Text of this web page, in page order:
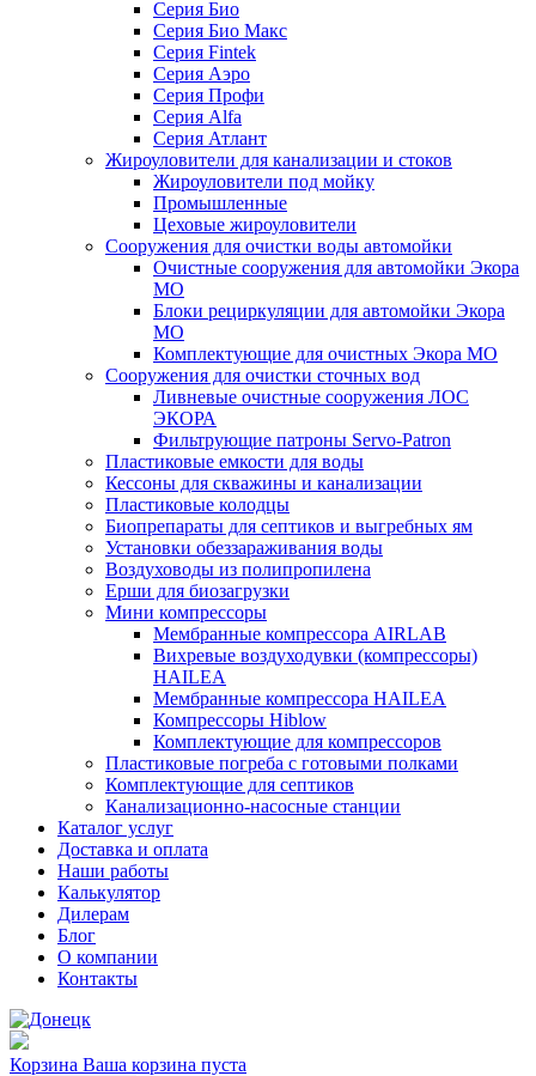
Серия Био
Серия Био Макс
Серия Fintek
Серия Аэро
Серия Профи
Серия Alfa
Серия Атлант
Жироуловители для канализации и стоков
Жироуловители под мойку
Промышленные
Цеховые жироуловители
Сооружения для очистки воды автомойки
Очистные сооружения для автомойки Экора
МО
Блоки рециркуляции для автомойки Экора
МО
Комплектующие для очистных Экора МО
Сооружения для очистки сточных вод
Ливневые очистные сооружения ЛОС
ЭКОРА
Фильтрующие патроны Servo-Patron
Пластиковые емкости для воды
Кессоны для скважины и канализации
Пластиковые колодцы
Биопрепараты для септиков и выгребных ям
Установки обеззараживания воды
Воздуховоды из полипропилена
Ерши для биозагрузки
Мини компрессоры
Мембранные компрессора AIRLAB
Вихревые воздуходувки (компрессоры)
HAILEA
Мембранные компрессора HAILEA
Компрессоры Hiblow
Комплектующие для компрессоров
Пластиковые погреба с готовыми полками
Комплектующие для септиков
Канализационно-насосные станции
Каталог услуг
Доставка и оплата
Наши работы
Калькулятор
Дилерам
Блог
О компании
Контакты
Корзина Ваша корзина пуста